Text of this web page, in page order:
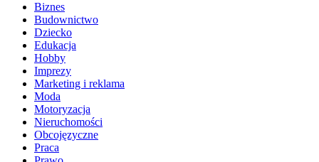
Biznes
Budownictwo
Dziecko
Edukacja
Hobby
Imprezy
Marketing i reklama
Moda
Motoryzacja
Nieruchomości
Obcojęzyczne
Praca